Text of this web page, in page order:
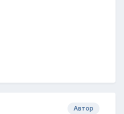
Автор